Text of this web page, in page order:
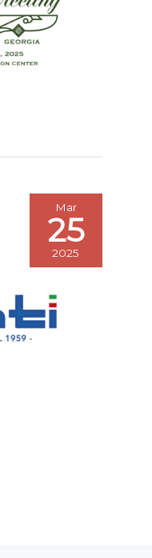
Mar
25
2025